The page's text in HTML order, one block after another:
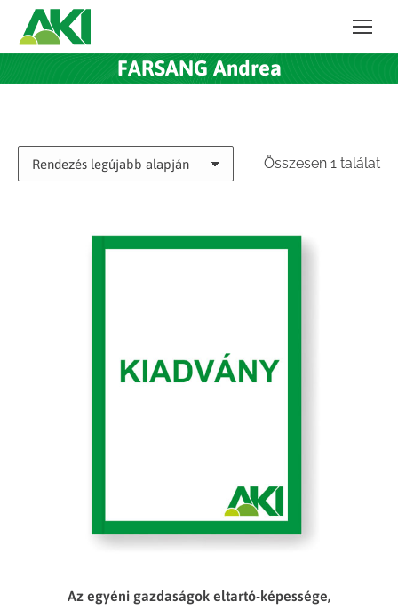
FARSANG Andrea
Összesen 1 találat
Az egyéni gazdaságok eltartó-képessége,